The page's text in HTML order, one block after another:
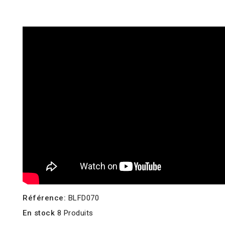
Référence: BLFD070
En stock 8 Produits